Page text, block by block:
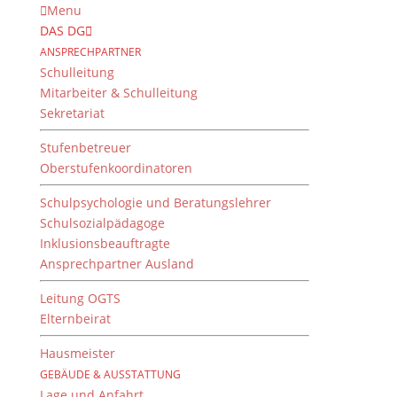
Menu
DAS DG
ANSPRECHPARTNER
Schulleitung
Mitarbeiter & Schulleitung
Sekretariat
Stufenbetreuer
Oberstufenkoordinatoren
Schulpsychologie und Beratungslehrer
Schulsozialpädagoge
Inklusionsbeauftragte
Ansprechpartner Ausland
Leitung OGTS
Elternbeirat
Hausmeister
GEBÄUDE & AUSSTATTUNG
UnterrichtPlus
von Dientzenhofer-Gymnasium
UnterrichtPlus